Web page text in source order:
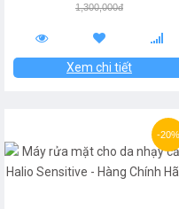
1,300,000đ
Xem chi tiết
-20%